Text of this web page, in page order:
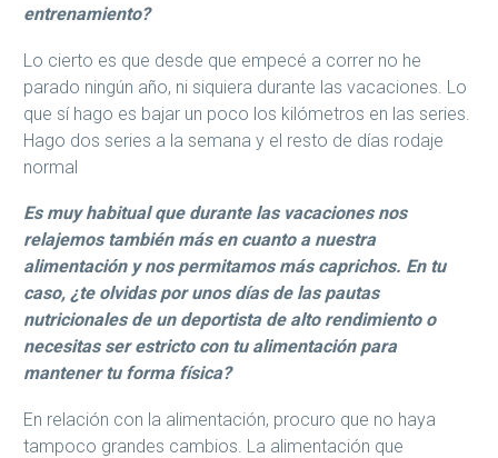
entrenamiento?
Lo cierto es que desde que empecé a correr no he
parado ningún año, ni siquiera durante las vacaciones. Lo
que sí hago es bajar un poco los kilómetros en las series.
Hago dos series a la semana y el resto de días rodaje
normal
Es muy habitual que durante las vacaciones nos
relajemos también más en cuanto a nuestra
alimentación y nos permitamos más caprichos. En tu
caso, ¿te olvidas por unos días de las pautas
nutricionales de un deportista de alto rendimiento o
necesitas ser estricto con tu alimentación para
mantener tu forma física?
En relación con la alimentación, procuro que no haya
tampoco grandes cambios. La alimentación que